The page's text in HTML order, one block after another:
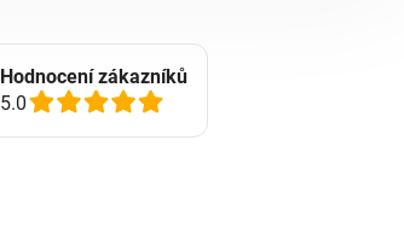
Hodnocení zákazníků
5.0